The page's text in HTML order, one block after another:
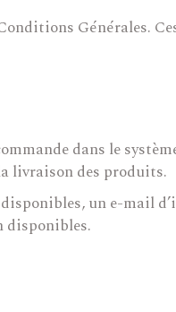
Générales.
dans le
livraison des produits.
un e-mail
disponibles.